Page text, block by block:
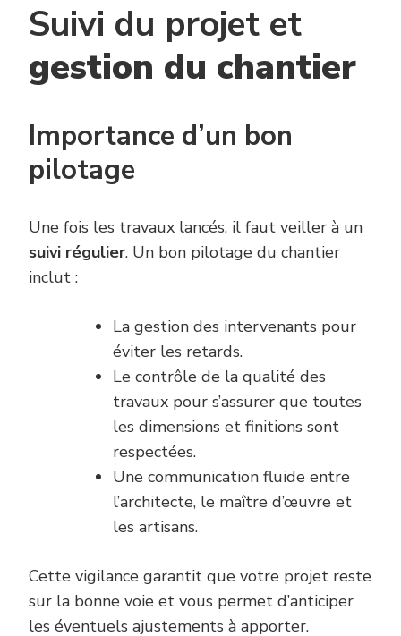
Suivi du projet et
gestion du chantier
Importance d’un bon
pilotage
Une fois les travaux lancés, il faut veiller à un
suivi régulier. Un bon pilotage du chantier
inclut :
La gestion des intervenants pour
éviter les retards.
Le contrôle de la qualité des
travaux pour s’assurer que toutes
les dimensions et finitions sont
respectées.
Une communication fluide entre
l’architecte, le maître d’œuvre et
les artisans.
Cette vigilance garantit que votre projet reste
sur la bonne voie et vous permet d’anticiper
les éventuels ajustements à apporter.